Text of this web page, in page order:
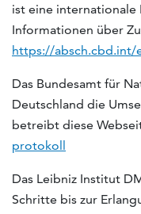
ist eine internationale
Informationen über
https://absch.cbd.int/
Das Bundesamt für
Deutschland die
betreibt diese
protokoll
Das Leibniz Institut
Schritte bis zur